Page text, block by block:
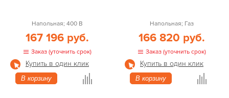
Напольная; 400 В
167 196 руб.
Заказ (уточнить срок)
Купить в один клик
В корзину
Напольная; Газ
166 820 руб.
Заказ (уточнить срок)
Купить в один клик
В корзину